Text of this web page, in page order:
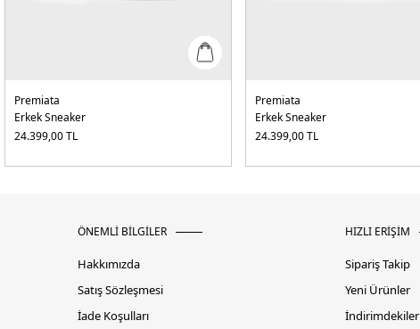
Premiata
Erkek Sneaker
24.399,00TL
Premiata
Erkek Sneaker
24.399,00TL
ÖNEMLİ BİLGİLER
Hakkımızda
Satış Sözleşmesi
İade Koşulları
HIZLI ERİŞİM
Sipariş Takip
Yeni Ürünler
İndirimdekiler